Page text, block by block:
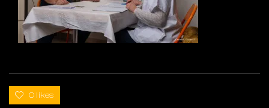
0 likes